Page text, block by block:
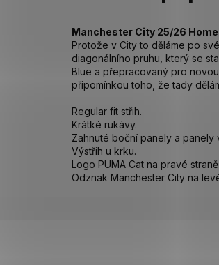
Manchester City 25/26
Protože v City to děláme po
diagonálního pruhu, který se
Blue a přepracovaný pro
připomínkou toho, že tady
Regular fit střih.
Krátké rukávy.
Zahnuté boční panely a panely
Výstřih u krku.
Logo PUMA Cat na pravé
Odznak Manchester City na